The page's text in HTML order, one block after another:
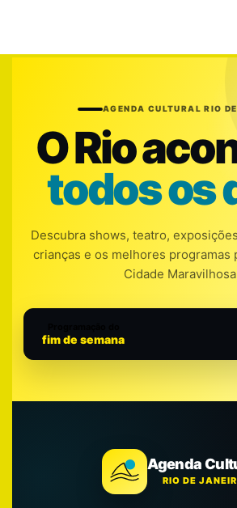
AGENDA CULTURAL RIO
O Rio
todos os
Descubra shows, teatro,
crianças e os melhores programas
Cidade
fim de semana
Agenda
RIO DE